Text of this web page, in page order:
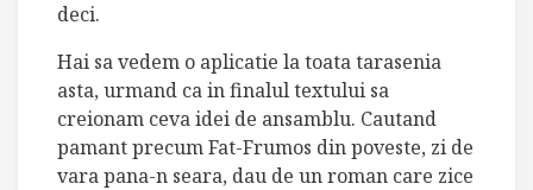
deci.
Hai sa vedem o aplicatie la toata tarasenia
asta, urmand ca in finalul textului sa
creionam ceva idei de ansamblu. Cautand
pamant precum Fat-Frumos din poveste, zi de
vara pana-n seara, dau de un roman care zice